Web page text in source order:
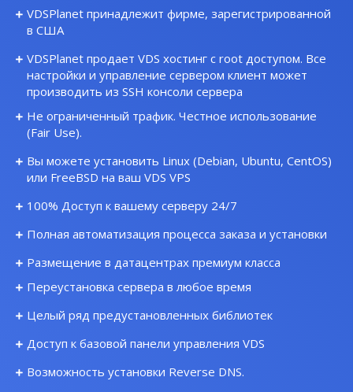
VDSPlanet принадлежит фирме, зарегистрированной
в США
VDSPlanet продает VDS хостинг с root доступом. Все
настройки и управление сервером клиент может
производить из SSH консоли сервера
Не ограниченный трафик. Честное использование
(Fair Use).
Вы можете установить Linux (Debian, Ubuntu, CentOS)
или FreeBSD на ваш VDS VPS
100% Доступ к вашему серверу 24/7
Полная автоматизация процесса заказа и установки
Размещение в датацентрах премиум класса
Переустановка сервера в любое время
Целый ряд предустановленных библиотек
Доступ к базовой панели управления VDS
Возможность установки Reverse DNS.